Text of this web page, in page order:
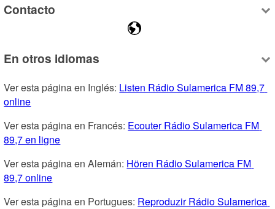
Contacto
En otros idiomas
Ver esta página en Inglés: Listen Rádio Sulamerica FM 89,7
online
Ver esta página en Francés: Ecouter Rádio Sulamerica FM
89,7 en ligne
Ver esta página en Alemán: Hören Rádio Sulamerica FM
89,7 online
Ver esta página en Portugues: Reproduzir Rádio Sulamerica